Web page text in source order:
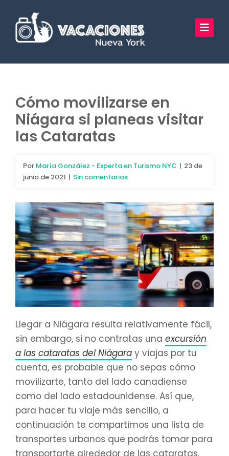
contenido
Vacaciones Nueva York
Tours Privados
Hoteles
Preguntas Frecuentes
Cómo movilizarse en
Niágara si planeas visitar
las Cataratas
Por María González - Experta en Turismo NYC | 23 de
junio de 2021 | Sin comentarios
Llegar a Niágara resulta relativamente fácil,
sin embargo, si no contratas una excursión
a las cataratas del Niágara y viajas por tu
cuenta, es probable que no sepas cómo
movilizarte, tanto del lado canadiense
como del lado estadounidense. Así que,
para hacer tu viaje más sencillo, a
continuación te compartimos una lista de
transportes urbanos que podrás tomar para